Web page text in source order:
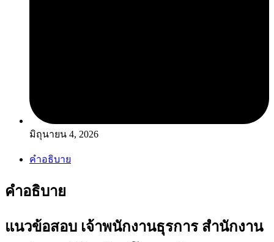
มิถุนายน 4, 2026
คำอธิบาย
คำอธิบาย
แนวข้อสอบ เจ้าพนักงานธุรการ สำนักงาน